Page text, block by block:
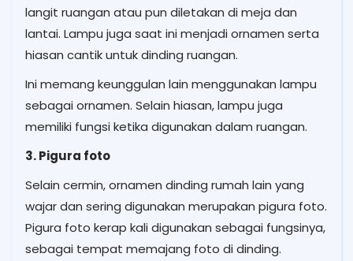
langit ruangan atau pun diletakan di meja dan
lantai. Lampu juga saat ini menjadi ornamen serta
hiasan cantik untuk dinding ruangan.
Ini memang keunggulan lain menggunakan lampu
sebagai ornamen. Selain hiasan, lampu juga
memiliki fungsi ketika digunakan dalam ruangan.
3. Pigura foto
Selain cermin, ornamen dinding rumah lain yang
wajar dan sering digunakan merupakan pigura foto.
Pigura foto kerap kali digunakan sebagai fungsinya,
sebagai tempat memajang foto di dinding.